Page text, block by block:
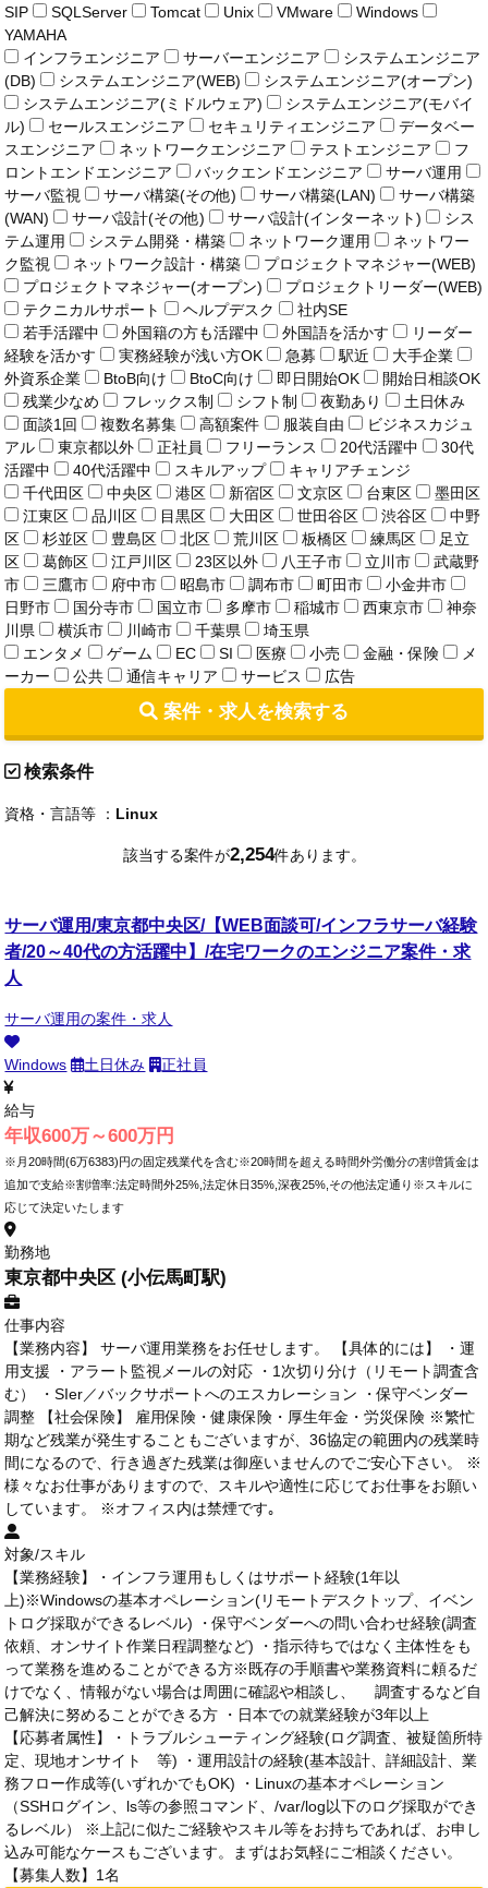
SIP SQLServer Tomcat Unix VMware
Windows
YAMAHA
インフラエンジニア
サーバーエンジニア
システムエンジニア
(DB)
システムエンジニア(WEB)
システムエンジニア(オープン)
システムエンジニア(ミドルウェア)
システムエンジニア(モバイ
ル)
セールスエンジニア セキュリティエンジニア
データベー
スエンジニア
ネットワークエンジニア テストエンジニア
フ
ロントエンドエンジニア
バックエンドエンジニア
サーバ運用
サーバ監視
サーバ構築(その他) サーバ構築(LAN)
サーバ構築
(WAN)
サーバ設計(その他) サーバ設計(インターネット)
シス
テム運用
システム開発・構築 ネットワーク運用
ネットワー
ク監視
ネットワーク設計・構築
プロジェクトマネジャー(WEB)
プロジェクトマネジャー(オープン)
プロジェクトリーダー(WEB)
テクニカルサポート
ヘルプデスク
社内SE
若手活躍中
外国籍の方も活躍中 外国語を活かす
リーダー
経験を活かす
実務経験が浅い方OK 急募 駅近
大手企業
外資系企業
BtoB向け BtoC向け 即日開始OK
開始日相談OK
残業少なめ
フレックス制 シフト制 夜勤あり
土日休み
面談1回
複数名募集 高額案件 服装自由
ビジネスカジュ
アル
東京都以外 正社員 フリーランス 20代活躍中
30代
活躍中
40代活躍中 スキルアップ
キャリアチェンジ
千代田区
中央区 港区 新宿区 文京区 台東区
墨田区
江東区
品川区 目黒区 大田区 世田谷区 渋谷区
中野
区
杉並区 豊島区 北区 荒川区 板橋区 練馬区
足立
区
葛飾区 江戸川区 23区以外 八王子市 立川市
武蔵野
市
三鷹市 府中市 昭島市 調布市 町田市
小金井市
日野市
国分寺市 国立市 多摩市 稲城市 西東京市
神奈
川県
横浜市 川崎市 千葉県
埼玉県
エンタメ
ゲーム EC SI 医療 小売 金融・保険
メ
ーカー
公共 通信キャリア サービス 広告
案件・求人を検索する
検索条件
資格・言語等 ： Linux
該当する案件が2,254件あります。
サーバ運用/東京都中央区/【WEB面談可/インフラサーバ経験
者/20～40代の方活躍中】/在宅ワークのエンジニア案件・求
人
サーバ運用の案件・求人
Windows 土日休み 正社員
給与
年収600万～600万円
※月20時間(6万6383)円の固定残業代を含む※20時間を超える時間外労働分の割増賃金は
追加で支給※割増率:法定時間外25%,法定休日35%,深夜25%,その他法定通り※スキルに
応じて決定いたします
勤務地
東京都中央区 (小伝馬町駅)
仕事内容
【業務内容】 サーバ運用業務をお任せします。 【具体的には】 ・運
用支援 ・アラート監視メールの対応 ・1次切り分け（リモート調査含
む） ・SIer／バックサポートへのエスカレーション ・保守ベンダー
調整 【社会保険】 雇用保険・健康保険・厚生年金・労災保険 ※繁忙
期など残業が発生することもございますが、36協定の範囲内の残業時
間になるので、行き過ぎた残業は御座いませんのでご安心下さい。 ※
様々なお仕事がありますので、スキルや適性に応じてお仕事をお願い
しています。 ※オフィス内は禁煙です｡
対象/スキル
【業務経験】・インフラ運用もしくはサポート経験(1年以
上)※Windowsの基本オペレーション(リモートデスクトップ、イベン
トログ採取ができるレベル) ・保守ベンダーへの問い合わせ経験(調査
依頼、オンサイト作業日程調整など) ・指示待ちではなく主体性をも
って業務を進めることができる方※既存の手順書や業務資料に頼るだ
けでなく、情報がない場合は周囲に確認や相談し、 調査するなど自
己解決に努めることができる方 ・日本での就業経験が3年以上
【応募者属性】・トラブルシューティング経験(ログ調査、被疑箇所特
定、現地オンサイト 等) ・運用設計の経験(基本設計、詳細設計、業
務フロー作成等(いずれかでもOK) ・Linuxの基本オペレーション
（SSHログイン、ls等の参照コマンド、/var/log以下のログ採取ができ
るレベル） ※上記に似たご経験やスキル等をお持ちであれば、お申し
込み可能なケースもございます。まずはお気軽にご相談ください。
【募集人数】1名